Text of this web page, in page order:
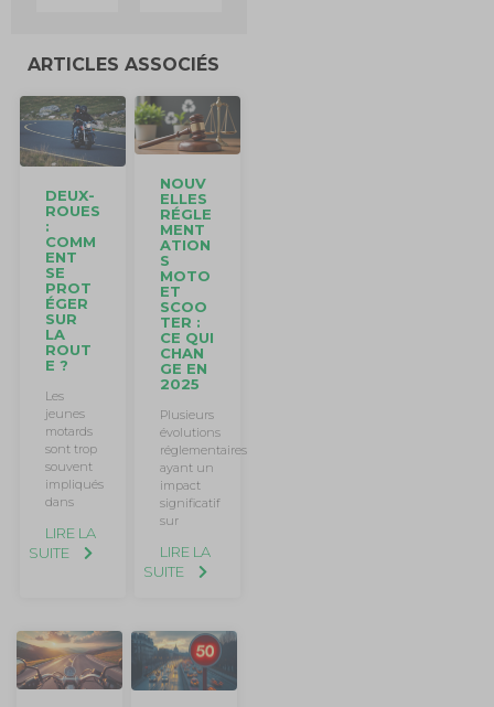
ARTICLES ASSOCIÉS
DEUX-
ROUES
:
COMM
ENT
SE
PROT
ÉGER
SUR
LA
ROUT
E ?
Les
jeunes
motards
sont trop
souvent
impliqués
dans
LIRE LA
SUITE
NOUV
ELLES
RÉGLE
MENT
ATION
S
MOTO
ET
SCOO
TER :
CE QUI
CHAN
GE EN
2025
Plusieurs
évolutions
réglementaires
ayant un
impact
significatif
sur
LIRE LA
SUITE